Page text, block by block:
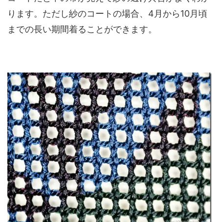
ります。ただし紗のコートの場合、4月から10月頃
までの長い期間着ることができます。